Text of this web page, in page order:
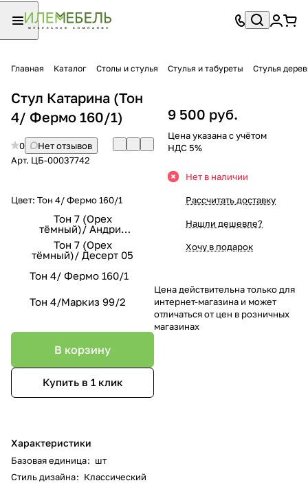
Главная Каталог Столы и стулья Стулья и табуреты Стулья
Стул Катарина (Тон
4/ Фермо 160/1)
0
Нет отзывов
Арт. ЦБ-00037742
Цвет: Тон 4/ Фермо 160/1
Тон 7 (Орех
тёмный)/ Андрис
Вензель 101-2
Тон 7 (Орех
тёмный)/ Десерт 05
Тон 4/ Фермо 160/1
Тон 4/Маркиз 99/2
В корзину
Купить в 1 клик
Характеристики
Базовая единица: шт
Стиль дизайна: Классический
9 500 руб.
Цена указана с учётом
НДС 5%
Нет в наличии
Рассчитать доставку
Нашли дешевле?
Хочу в подарок
Цена действительна только для
интернет-магазина и может
отличаться от цен в розничных
магазинах